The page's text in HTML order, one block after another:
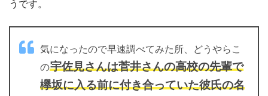
うです。
気になったので早速調べてみた所、どうやらこ
の宇佐見さんは菅井さんの高校の先輩で
欅坂に入る前に付き合っていた彼氏の名